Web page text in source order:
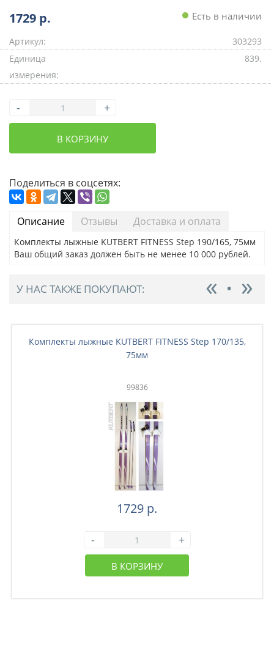
1729 р. Есть в наличии
Артикул:
303293
Единица
измерения:
839.
- +
В КОРЗИНУ
Поделиться в соцсетях:
Описание Отзывы Доставка и оплата
Комплекты лыжные KUTBERT FITNESS Step 190/165, 75мм
Ваш общий заказ должен быть не менее 10 000 рублей.
У НАС ТАКЖЕ ПОКУПАЮТ:
Комплекты лыжные KUTBERT FITNESS Step 170/135,
75мм
99836
1729 р.
- +
В КОРЗИНУ